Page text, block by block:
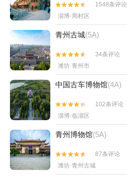


1548条评论
淄博·周村区
青州古城(5A)


34条评论
潍坊·青州市
中国古车博物馆(4A)


102条评论
淄博·临淄区
青州博物馆(5A)


87条评论
潍坊·青州古城